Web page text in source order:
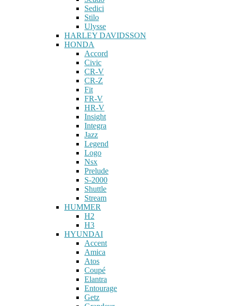
Sedici
Stilo
Ulysse
HARLEY DAVIDSSON
HONDA
Accord
Civic
CR-V
CR-Z
Fit
FR-V
HR-V
Insight
Integra
Jazz
Legend
Logo
Nsx
Prelude
S-2000
Shuttle
Stream
HUMMER
H2
H3
HYUNDAI
Accent
Amica
Atos
Coupé
Elantra
Entourage
Getz